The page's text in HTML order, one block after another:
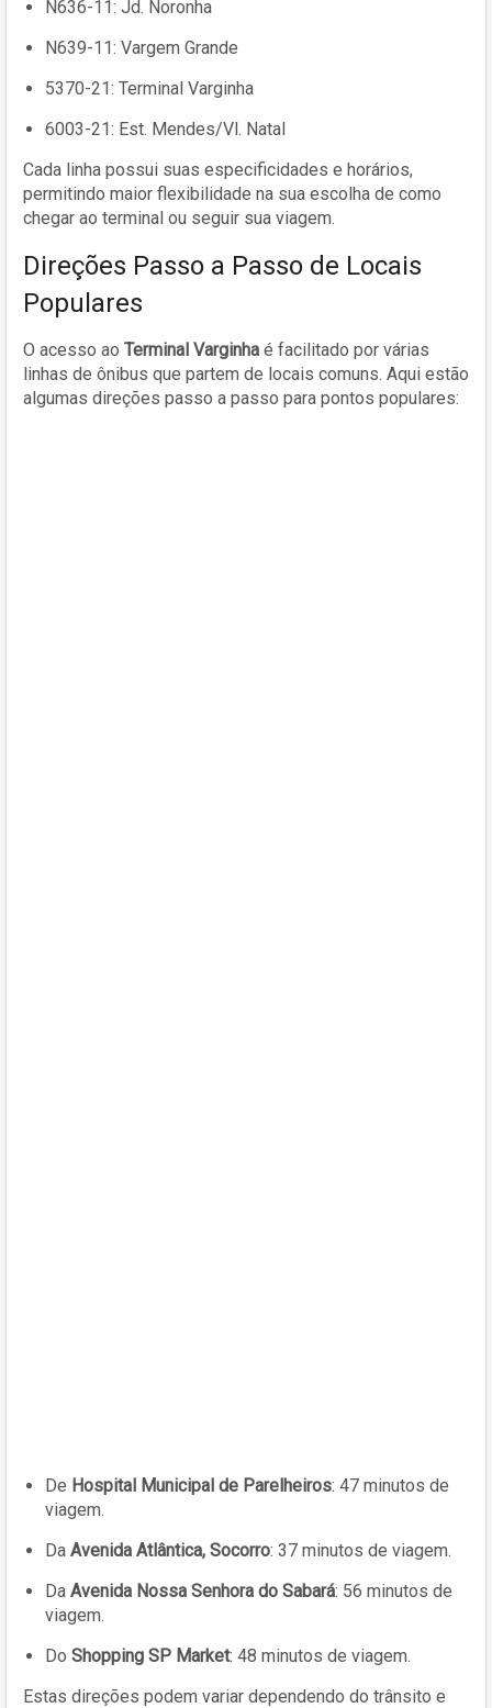
N636-11: Jd. Noronha
N639-11: Vargem Grande
5370-21: Terminal Varginha
6003-21: Est. Mendes/Vl. Natal
Cada linha possui suas especificidades e horários,
permitindo maior flexibilidade na sua escolha de como
chegar ao terminal ou seguir sua viagem.
Direções Passo a Passo de Locais
Populares
O acesso ao Terminal Varginha é facilitado por várias
linhas de ônibus que partem de locais comuns. Aqui estão
algumas direções passo a passo para pontos populares:
De Hospital Municipal de Parelheiros: 47 minutos de
viagem.
Da Avenida Atlântica, Socorro: 37 minutos de viagem.
Da Avenida Nossa Senhora do Sabará: 56 minutos de
viagem.
Do Shopping SP Market: 48 minutos de viagem.
Estas direções podem variar dependendo do trânsito e